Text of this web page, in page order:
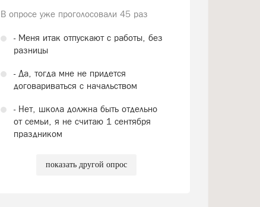
В опросе уже проголосовали 45 раз
- Меня итак отпускают с работы, без
разницы
- Да, тогда мне не придется
договариваться с начальством
- Нет, школа должна быть отдельно
от семьи, я не считаю 1 сентября
праздником
показать другой опрос